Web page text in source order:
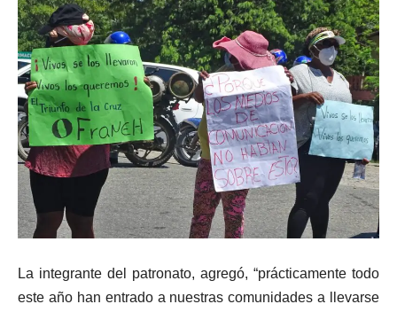
La integrante del patronato, agregó, “prácticamente todo
este año han entrado a nuestras comunidades a llevarse